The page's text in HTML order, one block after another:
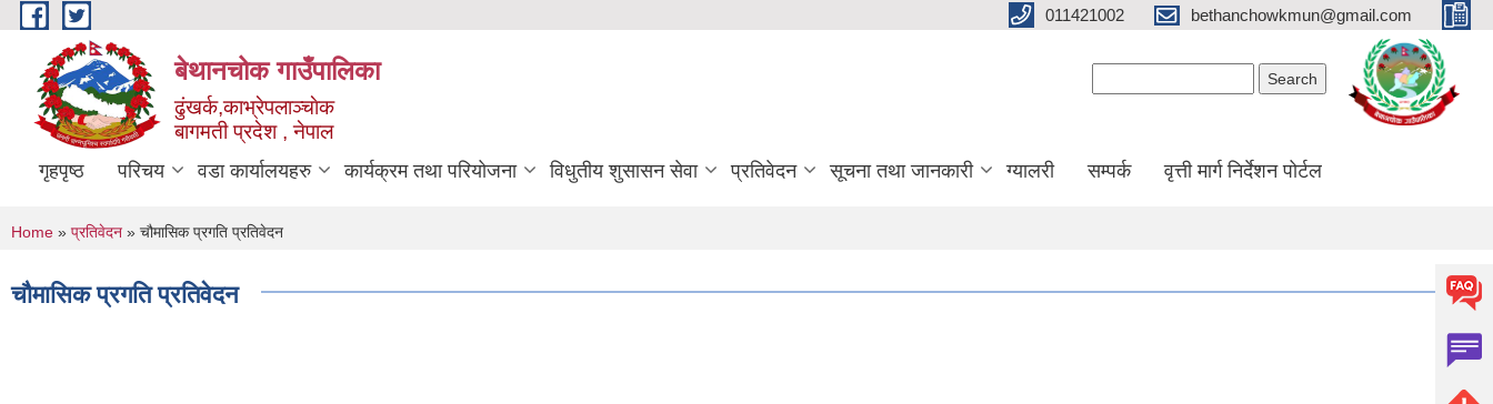
Skip to main content 011421002 bethanchowkmun@gmail.com
बेथानचोक गाउँपालिका
ढुंखर्क,काभ्रेपलाञ्चाेक
बागमती प्रदेश , नेपाल
गृहपृष्ठ परिचय वडा कार्यालयहरु कार्यक्रम तथा परियोजना विधुतीय शुसासन सेवा प्रतिवेदन सूचना तथा जानकारी ग्यालरी सम्पर्क वृत्ती मार्ग निर्देशन पोर्टल
You are here
Home » प्रतिवेदन » चौमासिक प्रगति प्रतिवेदन
चौमासिक प्रगति प्रतिवेदन